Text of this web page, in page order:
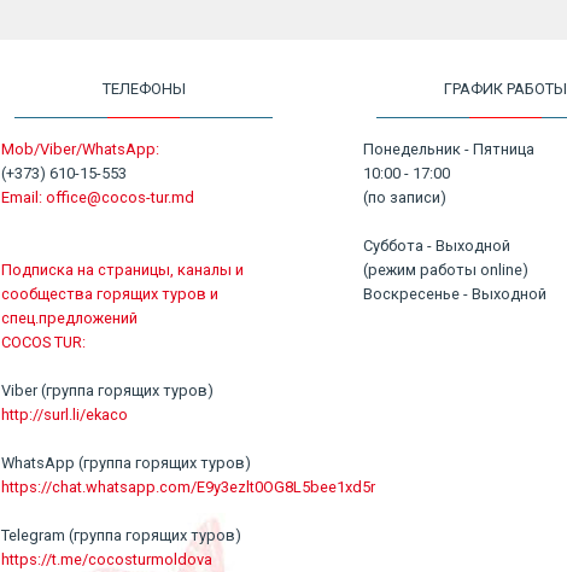
ТЕЛЕФОНЫ
Mob/Viber/WhatsApp:
(+373) 610-15-553
Email: office@cocos-tur.md
Подписка на страницы, каналы и
сообщества горящих туров и
спец.предложений
COCOS TUR:
Viber (группа горящих туров)
http://surl.li/ekaco
WhatsApp (группа горящих туров)
https://chat.whatsapp.com/E9y3ezlt0OG8L5bee1xd5r
Telegram (группа горящих туров)
https://t.me/cocosturmoldova
ГРАФИК РАБОТЫ
Понедельник - Пятница
10:00 - 17:00
(по записи)
Суббота - Выходной
(режим работы online)
Воскресенье - Выходной